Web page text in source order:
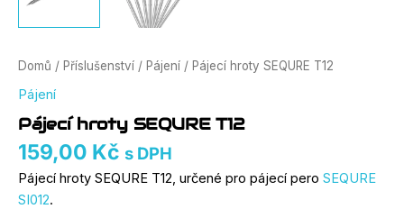
Domů / Příslušenství / Pájení / Pájecí hroty SEQURE T12
Pájení
Pájecí hroty SEQURE T12
159,00 Kč s DPH
Pájecí hroty SEQURE T12, určené pro pájecí pero SEQURE
SI012.